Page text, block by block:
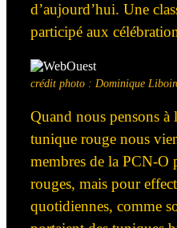
d’aujourd’hui. Une
participé aux
crédit photo : Dominique
Quand nous pensons à
tunique rouge nous
membres de la PCN-O
rouges, mais pour
quotidiennes, comme